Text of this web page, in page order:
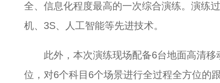
全、信息化程度最高的一次综合演练。演练
机、3S、人工智能等先进技术。
此外，本次演练现场配备6台地面高清移
位，对6个科目6个场景进行全过程全方位的